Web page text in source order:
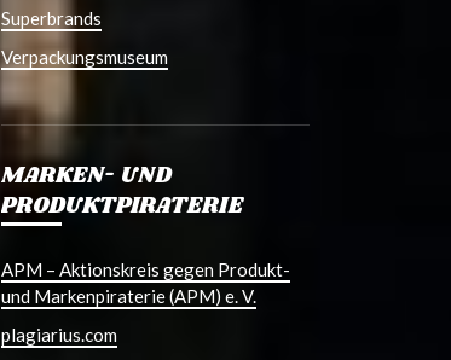
Superbrands
Verpackungsmuseum
MARKEN- UND
PRODUKTPIRATERIE
APM – Aktionskreis gegen Produkt-
und Markenpiraterie (APM) e. V.
plagiarius.com